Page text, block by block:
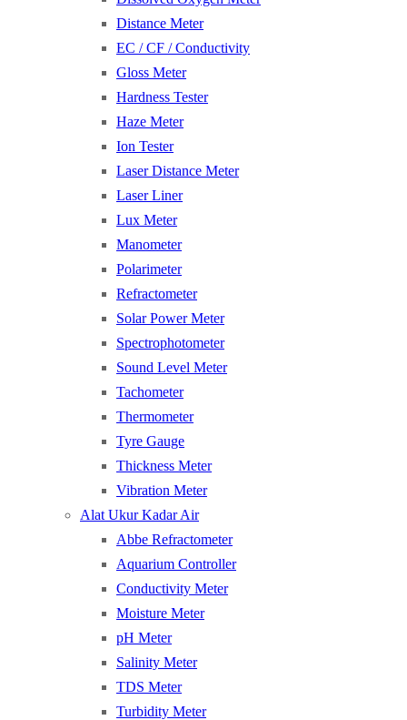
Distance Meter
EC / CF / Conductivity
Gloss Meter
Hardness Tester
Haze Meter
Ion Tester
Laser Distance Meter
Laser Liner
Lux Meter
Manometer
Polarimeter
Refractometer
Solar Power Meter
Spectrophotometer
Sound Level Meter
Tachometer
Thermometer
Tyre Gauge
Thickness Meter
Vibration Meter
Alat Ukur Kadar Air
Abbe Refractometer
Aquarium Controller
Conductivity Meter
Moisture Meter
pH Meter
Salinity Meter
TDS Meter
Turbidity Meter